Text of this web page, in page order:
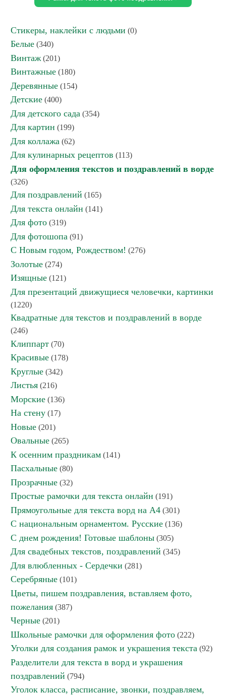
Стикеры, наклейки с людьми (0)
Белые (340)
Винтаж (201)
Винтажные (180)
Деревянные (154)
Детские (400)
Для детского сада (354)
Для картин (199)
Для коллажа (62)
Для кулинарных рецептов (113)
Для оформления текстов и поздравлений в ворде
(326)
Для поздравлений (165)
Для текста онлайн (141)
Для фото (319)
Для фотошопа (91)
С Новым годом, Рождеством! (276)
Золотые (274)
Изящные (121)
Для презентаций движущиеся человечки, картинки
(1220)
Квадратные для текстов и поздравлений в ворде
(246)
Клиппарт (70)
Красивые (178)
Круглые (342)
Листья (216)
Морские (136)
На стену (17)
Новые (201)
Овальные (265)
К осенним праздникам (141)
Пасхальные (80)
Прозрачные (32)
Простые рамочки для текста онлайн (191)
Прямоугольные для текста ворд на А4 (301)
С национальным орнаментом. Русские (136)
С днем рождения! Готовые шаблоны (305)
Для свадебных текстов, поздравлений (345)
Для влюбленных - Сердечки (281)
Серебряные (101)
Цветы, пишем поздравления, вставляем фото,
пожелания (387)
Черные (201)
Школьные рамочки для оформления фото (222)
Уголки для создания рамок и украшения текста (92)
Разделители для текста в ворд и украшения
поздравлений (794)
Уголок класса, расписание, звонки, поздравляем,